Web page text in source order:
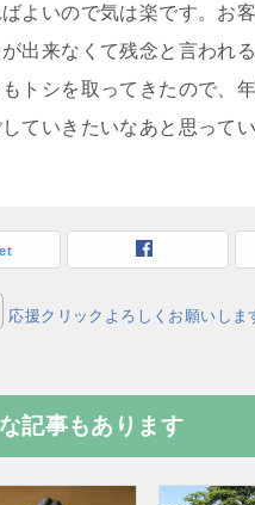
よいので気は楽です。お
出来なくて残念と言われ
トシを取ってきたので、
ていきたいなあと思ってい
応援クリックよろしくお願いしま
記事もあります